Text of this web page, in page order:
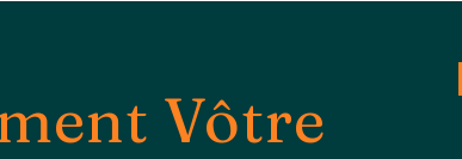
Vôtre